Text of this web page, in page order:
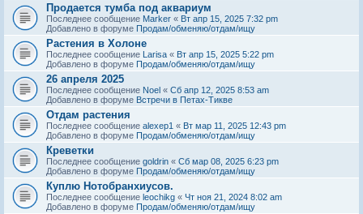
Продается тумба под аквариум
Последнее сообщение Marker « Вт апр 15, 2025 7:32 pm
Добавлено в форуме Продам/обменяю/отдам/ищу
Растения в Холоне
Последнее сообщение Larisa « Вт апр 15, 2025 5:22 pm
Добавлено в форуме Продам/обменяю/отдам/ищу
26 апреля 2025
Последнее сообщение Noel « Сб апр 12, 2025 8:53 am
Добавлено в форуме Встречи в Петах-Тикве
Отдам растения
Последнее сообщение alexep1 « Вт мар 11, 2025 12:43 pm
Добавлено в форуме Продам/обменяю/отдам/ищу
Креветки
Последнее сообщение goldrin « Сб мар 08, 2025 6:23 pm
Добавлено в форуме Продам/обменяю/отдам/ищу
Куплю Нотобранхиусов.
Последнее сообщение leochikg « Чт ноя 21, 2024 8:02 am
Добавлено в форуме Продам/обменяю/отдам/ищу